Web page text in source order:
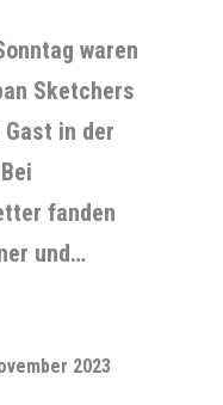
waren
Sketchers
in der
fanden
und…
2023